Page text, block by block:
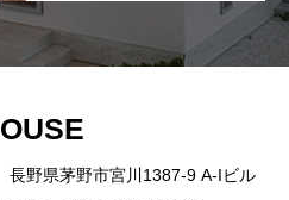
野県茅野市宮川1387-9 A-Iビル